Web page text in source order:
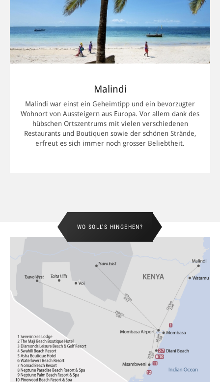
Malindi
Malindi war einst ein Geheimtipp und ein bevorzugter
Wohnort von Aussteigern aus Europa. Vor allem dank des
hübschen Ortszentrums mit vielen verschiedenen
Restaurants und Boutiquen sowie der schönen Strände,
erfreut es sich immer noch grosser Beliebtheit.
WO SOLL'S HINGEHEN?